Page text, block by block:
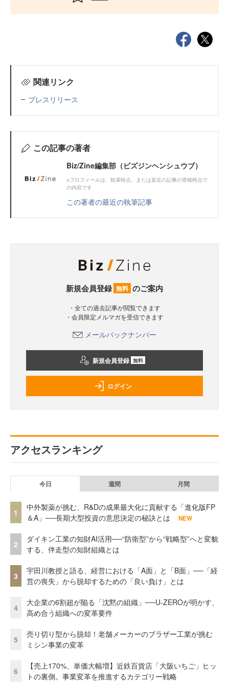
関連リンク
プレスリリース
この記事の著者
Biz/Zine編集部（ビズジンヘンシュウブ）
※プロフィールは、執筆時点、または直近の記事の寄稿時点で
の内容です
この著者の最近の執筆記事
新規会員登録 無料 のご案内
・全ての過去記事が閲覧できます
・会員限定メルマガを受信できます
メールバックナンバー
新規会員登録 無料
ログイン
アクセスランキング
今日 週間 月間
1
中外製薬が挑む、R&Dの成果最大化に貢献する「進化版FP
＆A」──長期大型投資の意思決定の秘訣とは
NEW
2
ダイキン工業の知財AI活用──“防衛型”から“戦略型”へと変貌
する、伴走型の知財組織とは
3
宇田川教授と語る、経営における「A面」と「B面」──「経
営の喪失」から脱却するための「良い負け」とは
4
大企業の6割超が陥る「沈黙の組織」──U-ZEROが明かす、
高め合う組織への変革要件
5
売り切り型から脱却！老舗メーカーのブラザー工業が挑む
ミシン事業の変革
6
【売上170%、単価大幅増】近鉄百貨店「大阪いちご」ヒッ
トの裏側。事業変革を推進するカテゴリー戦略